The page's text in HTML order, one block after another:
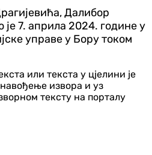
Далибор
7. априла 2024. године у
управе у Бору током
или текста у цјелини је
извора и уз
тексту на порталу